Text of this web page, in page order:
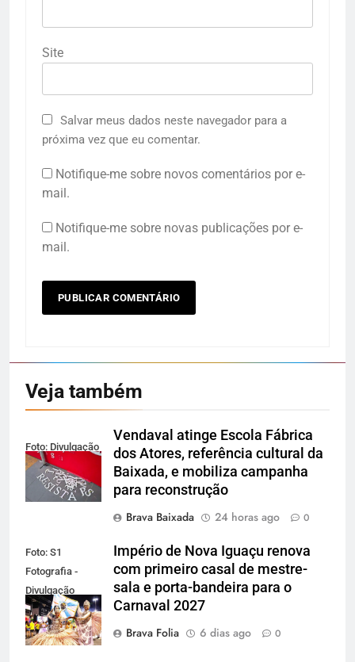
Site
Salvar meus dados neste navegador para a
próxima vez que eu comentar.
Notifique-me sobre novos comentários por e-
mail.
Notifique-me sobre novas publicações por e-
mail.
Veja também
Foto: Divulgação
Vendaval atinge Escola Fábrica
dos Atores, referência cultural da
Baixada, e mobiliza campanha
para reconstrução
Brava Baixada
24 horas ago 0
Foto: S1
Fotografia -
Divulgação
Gardel
Assessoria
Império de Nova Iguaçu renova
com primeiro casal de mestre-
sala e porta-bandeira para o
Carnaval 2027
Brava Folia
6 dias ago 0